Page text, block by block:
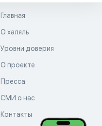
Главная
О халяль
Уровни доверия
О проекте
Пресса
СМИ о нас
Контакты